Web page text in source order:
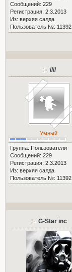
Сообщений: 229
Регистрация: 2.3.2013
Из: верхяя салда
Пользователь №: 11392
////
Умный
Группа: Пользователи
Сообщений: 229
Регистрация: 2.3.2013
Из: верхяя салда
Пользователь №: 11392
G-Star inc